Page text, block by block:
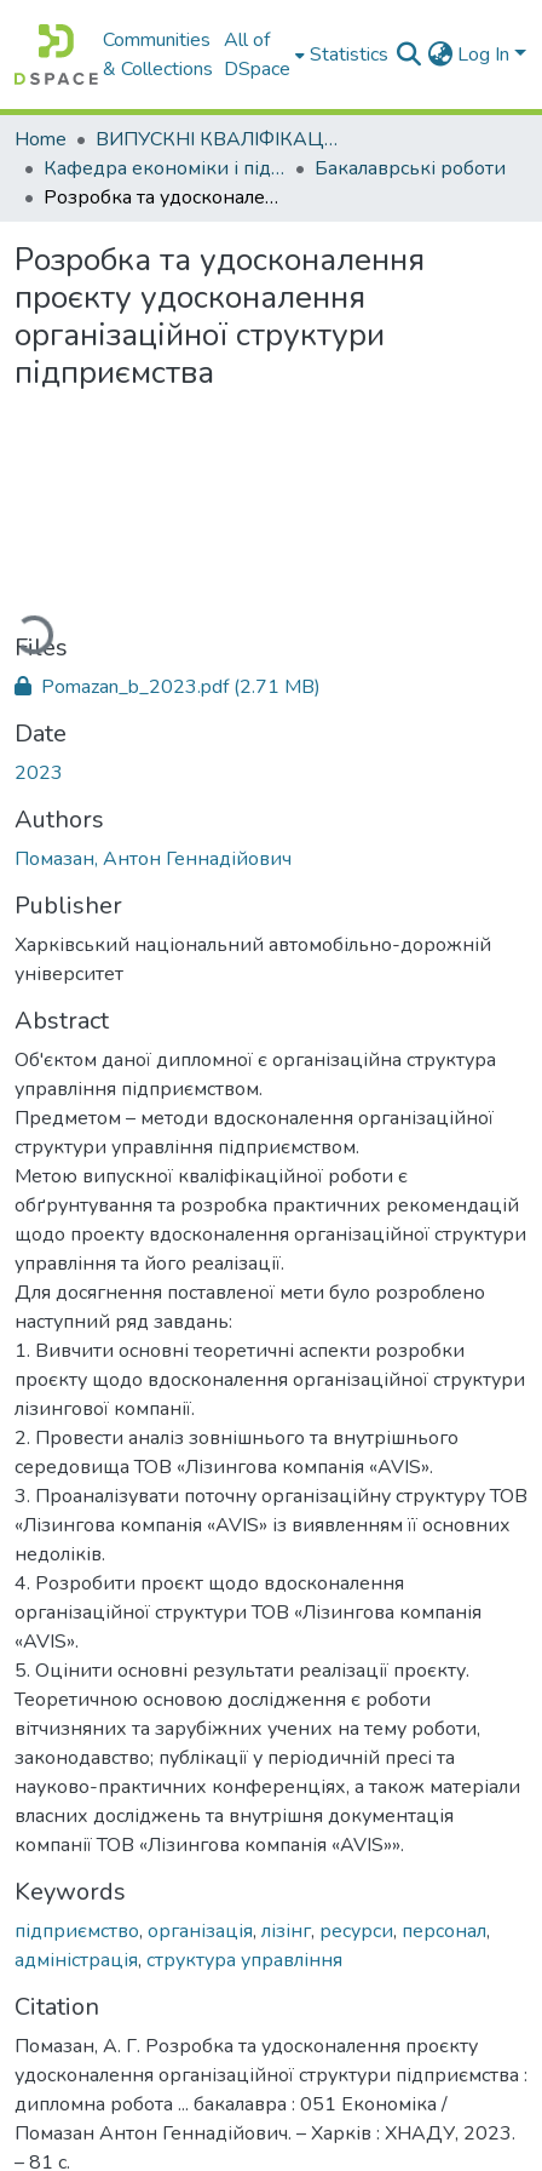
Communities
& Collections
All of
DSpace
Statistics Log In
Home
ВИПУСКНІ КВАЛІФІКАЦІЙНІ РОБОТИ
Кафедра економіки і підприємництва
Бакалаврські роботи
Розробка та удосконалення проєкту удосконалення організаційної структури підприємства
Розробка та удосконалення
проєкту удосконалення
організаційної структури
підприємства
Files
Pomazan_b_2023.pdf(2.71 MB)
Date
2023
Authors
Помазан, Антон Геннадійович
Publisher
Харківський національний автомобільно-дорожній
університет
Abstract
Об'єктом даної дипломної є організаційна структура
управління підприємством.
Предметом – методи вдосконалення організаційної
структури управління підприємством.
Метою випускної кваліфікаційної роботи є
обґрунтування та розробка практичних рекомендацій
щодо проекту вдосконалення організаційної структури
управління та його реалізації.
Для досягнення поставленої мети було розроблено
наступний ряд завдань:
1. Вивчити основні теоретичні аспекти розробки
проєкту щодо вдосконалення організаційної структури
лізингової компанії.
2. Провести аналіз зовнішнього та внутрішнього
середовища ТОВ «Лізингова компанія «AVIS».
3. Проаналізувати поточну організаційну структуру ТОВ
«Лізингова компанія «AVIS» із виявленням її основних
недоліків.
4. Розробити проєкт щодо вдосконалення
організаційної структури ТОВ «Лізингова компанія
«AVIS».
5. Оцінити основні результати реалізації проєкту.
Теоретичною основою дослідження є роботи
вітчизняних та зарубіжних учених на тему роботи,
законодавство; публікації у періодичній пресі та
науково-практичних конференціях, а також матеріали
власних досліджень та внутрішня документація
компанії ТОВ «Лізингова компанія «AVIS»».
Keywords
підприємство, організація, лізінг, ресурси, персонал,
адміністрація, структура управління
Citation
Помазан, А. Г. Розробка та удосконалення проєкту
удосконалення організаційної структури підприємства :
дипломна робота ... бакалавра : 051 Економіка /
Помазан Антон Геннадійович. – Харків : ХНАДУ, 2023.
– 81 с.